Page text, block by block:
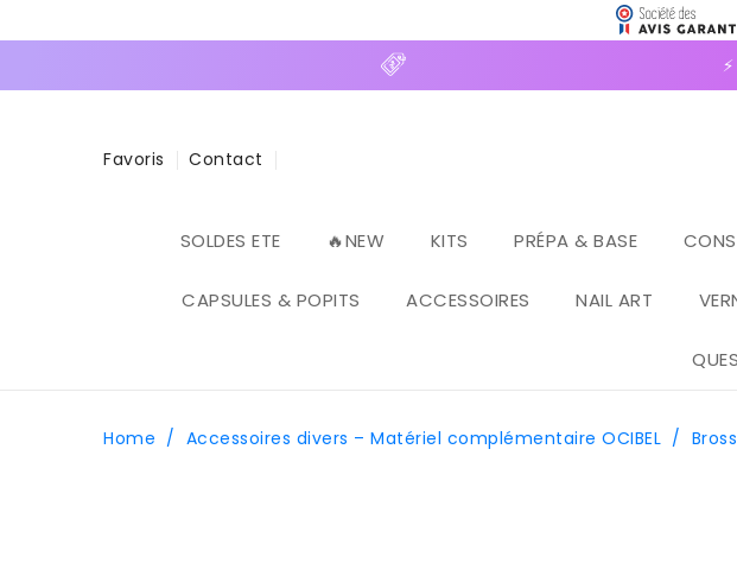
⚡
Favoris Contact
SOLDES ETE 🔥NEW KITS PRÉPA & BASE
CAPSULES & POPITS ACCESSOIRES NAIL ART
Home / Accessoires divers – Matériel complémentaire OCIBEL /